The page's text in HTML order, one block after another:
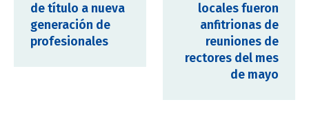
de título a nueva
generación de
profesionales
locales fueron
anfitrionas de
reuniones de
rectores del mes
de mayo